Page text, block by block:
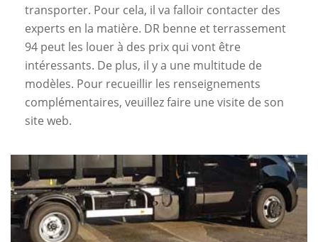
transporter. Pour cela, il va falloir contacter des
experts en la matière. DR benne et terrassement
94 peut les louer à des prix qui vont être
intéressants. De plus, il y a une multitude de
modèles. Pour recueillir les renseignements
complémentaires, veuillez faire une visite de son
site web.